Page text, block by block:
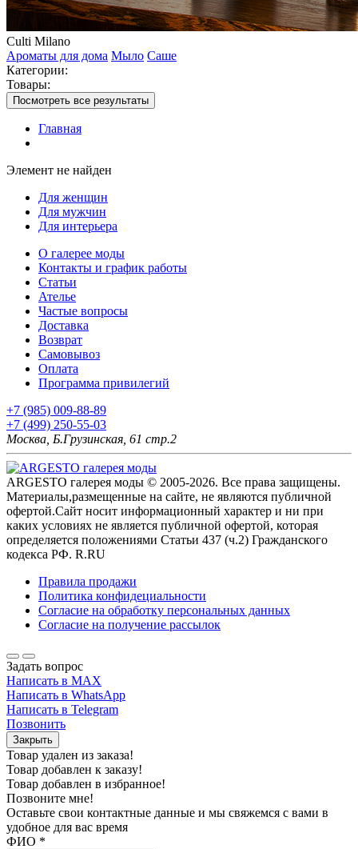
Culti Milano
Ароматы для дома Мыло Саше
Категории:
Товары:
Посмотреть все результаты
Главная
Элемент не найден
Для женщин
Для мужчин
Для интерьера
О галерее моды
Контакты и график работы
Статьи
Ателье
Частые вопросы
Доставка
Возврат
Самовывоз
Оплата
Программа привилегий
+7 (985) 009-88-89
+7 (499) 250-55-03
Москва, Б.Грузинская, 61 стр.2
ARGESTO галерея моды © 2005-2026. Все права защищены.
Материалы,размещенные на сайте, не являются публичной
офертой.Сайт носит информационный характер и ни при
каких условиях не является публичной офертой, которая
определяется положениями Статьи 437 (ч.2) Гражданского
кодекса РФ. R.RU
Правила продажи
Политика конфидециальности
Согласие на обработку персональных данных
Согласие на получение рассылок
Задать вопрос
Написать в MAX
Написать в WhatsApp
Написать в Telegram
Позвонить
Закрыть
Товар удален из заказа!
Товар добавлен к заказу!
Товар добавлен в избранное!
Позвоните мне!
Оставьте свои контактные данные и мы свяжемся с вами в
удобное для вас время
ФИО *